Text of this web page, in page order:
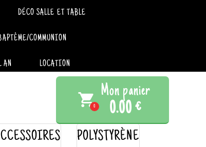
DÉCO SALLE ET TABLE
COMMUNION
AN LOCATION
local_grocery_store
0
Mon panier
0.00 €
POLYSTYRÈNE